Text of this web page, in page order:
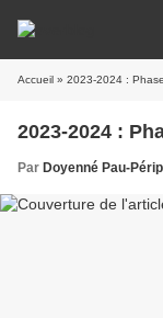
Accueil » 2023-2024 :
2023-2024 :
Par Doyenné Pau-